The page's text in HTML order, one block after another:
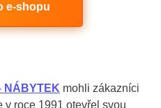
e-shopu
NÁBYTEK mohli zákazníci
v roce 1991 otevřel svou